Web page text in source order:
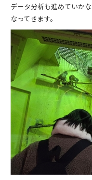
データ分析も進めていか
なってきます。